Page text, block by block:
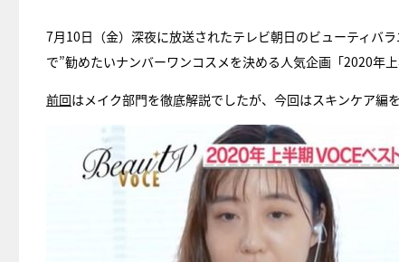
7月10日（金）深夜に放送されたテレビ朝日のビューティバ
で”勧めたいナンバーワンコスメを決める人気企画「2020年上
前回はメイク部門を徹底解説でしたが、今回はスキンケア編